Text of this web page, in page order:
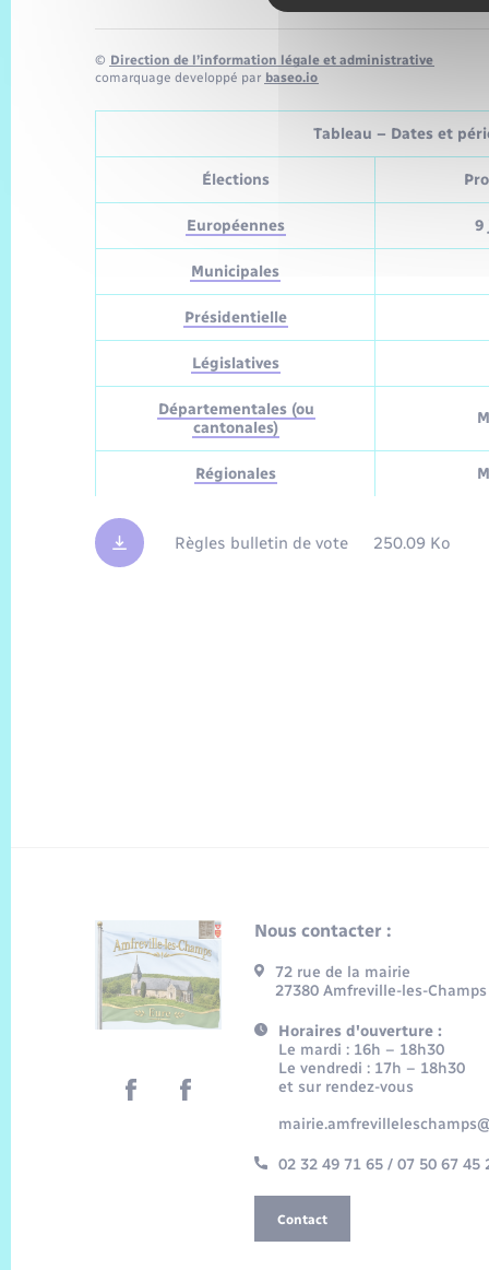
© Direction de l’information légale et administrative
comarquage developpé par baseo.io
Tableau – Dates et
Élections
Européennes 9
Municipales
Présidentielle
Législatives
Départementales (ou
cantonales)
Régionales
Règles bulletin de vote 250.09 Ko
Nous contacter :
72 rue de la mairie
27380 Amfreville-les-Champs
Horaires d'ouverture :
Le mardi : 16h – 18h30
Le vendredi : 17h – 18h30
et sur rendez-vous
02 32 49 71 65 / 07 50 67 45
Contact